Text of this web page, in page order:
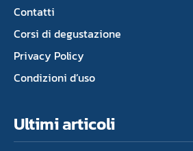
Contatti
Corsi di degustazione
Privacy Policy
Condizioni d’uso
Ultimi articoli